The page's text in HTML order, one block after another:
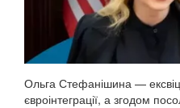
Ольга Стефанішина —
євроінтеграції, а згодом